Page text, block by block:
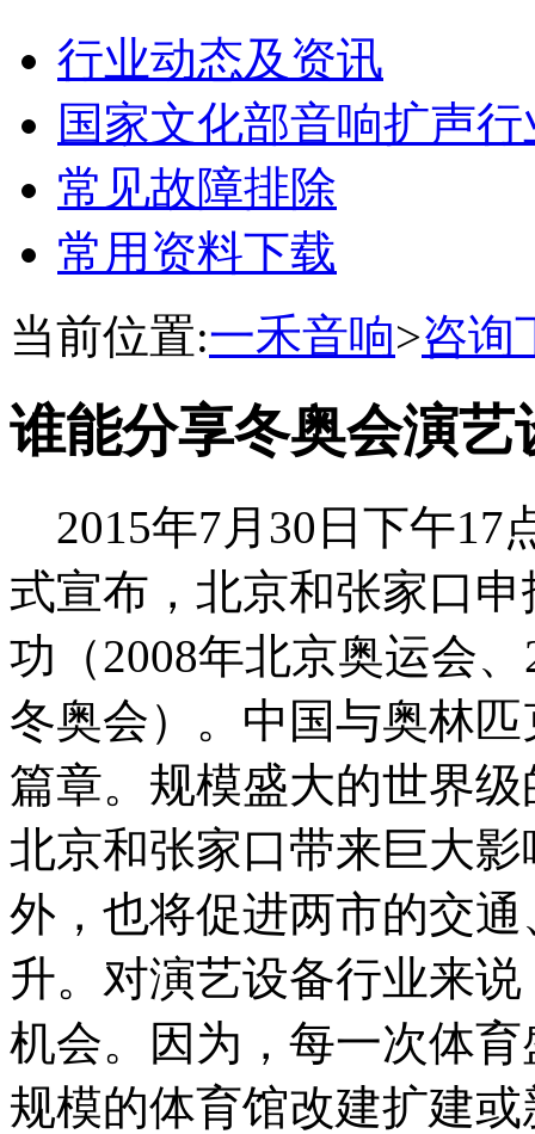
行业动态及资讯
国家文化部音响扩声
常见故障排除
常用资料下载
当前位置:一禾音响>咨询
谁能分享冬奥会演
2015年7月30日下午17
式宣布，北京和张家口
功（2008年北京奥运会
冬奥会）。中国与奥林
篇章。规模盛大的世界
北京和张家口带来巨大
外，也将促进两市的交
升。对演艺设备行业来
机会。因为，每一次体
规模的体育馆改建扩建